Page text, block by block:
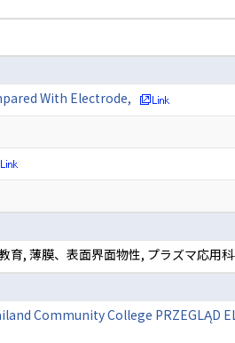
With Electrode,
育, 薄膜、表面界面物性, プラズマ応用
Community College PRZEGLĄD